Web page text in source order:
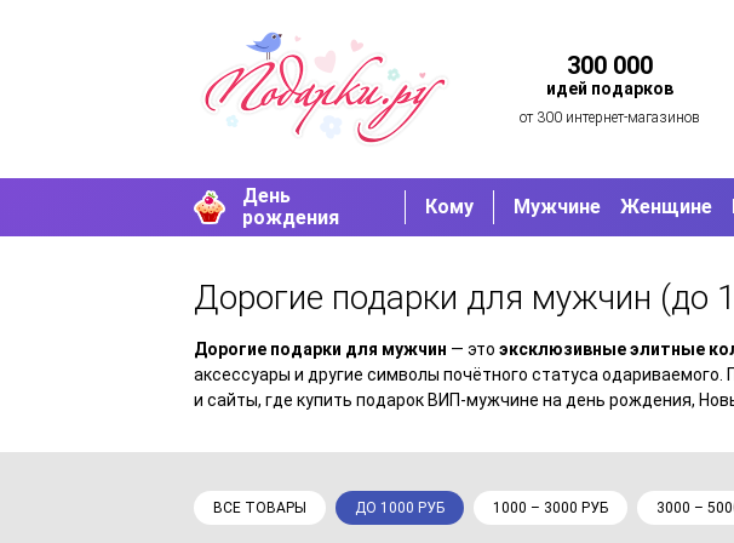
300 000
идей подарков
от 300 интернет-магазинов
День
рождения
Кому Мужчине Женщине
Дорогие подарки для мужчин (до
Дорогие подарки для мужчин — это эксклюзивные элитные
аксессуары и другие символы почётного статуса одариваемого.
и сайты, где купить подарок ВИП-мужчине на день рождения,
ВСЕ ТОВАРЫ ДО 1000 РУБ 1000 – 3000 РУБ 3000 –